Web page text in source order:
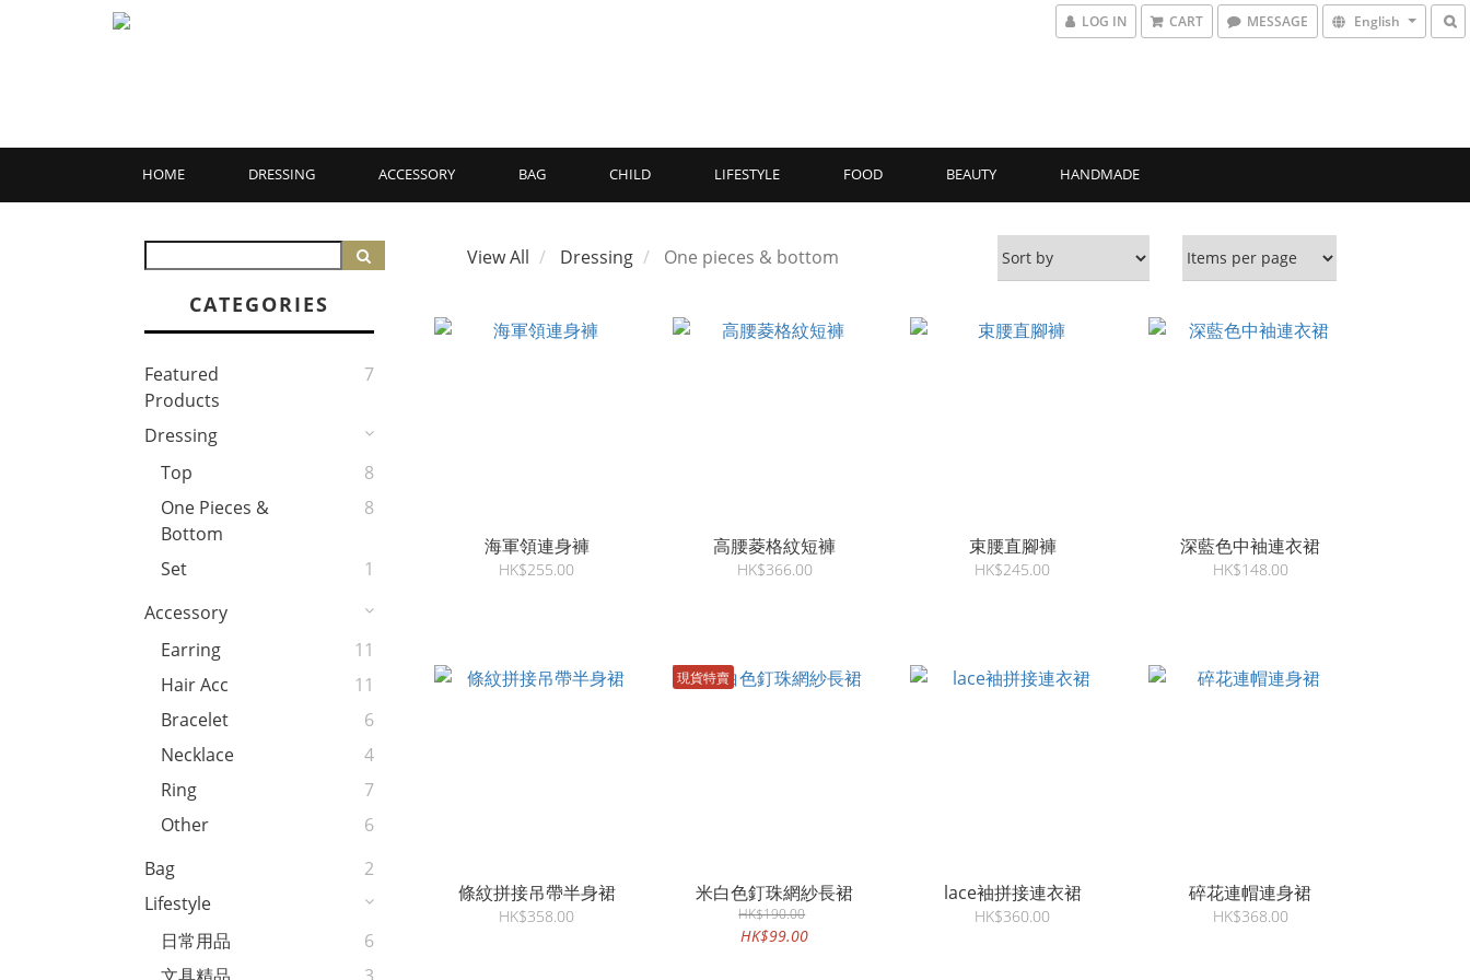
LOG IN CART MESSAGE English
HOME DRESSING ACCESSORY BAG CHILD LIFESTYLE FOOD BEAUTY HANDMADE
CATEGORIES
Featured
Products
7
Dressing
Top
8
One Pieces &
Bottom
8
Set
1
Accessory
Earring
11
Hair Acc
11
Bracelet
6
Necklace
4
Ring
7
Other
6
Bag
2
Lifestyle
日常用品
6
View All Dressing One pieces & bottom
海軍領連身褲
HK$255.00
高腰菱格紋短褲
HK$366.00
束腰直腳褲
HK$245.00
深藍色中袖連衣裙
HK$148.00
條紋拼接吊帶半身裙
HK$358.00
現貨特賣
米白色釘珠網紗長裙
HK$190.00
HK$99.00
lace袖拼接連衣裙
HK$360.00
碎花連帽連身裙
HK$368.00